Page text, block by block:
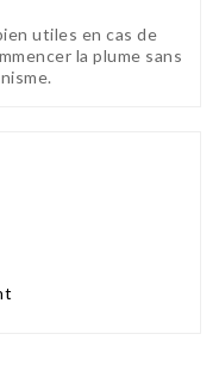
utiles en cas de
la plume sans